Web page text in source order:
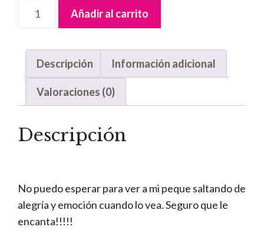
Letrero
Chupete
Añadir al carrito
Descripción Información adicional
Valoraciones (0)
Descripción
No puedo esperar para ver a mi peque saltando de
alegría y emoción cuando lo vea. Seguro que le
encanta!!!!!